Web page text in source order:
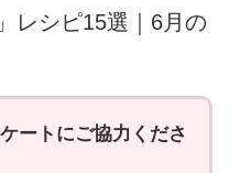
レシピ15選｜6月の